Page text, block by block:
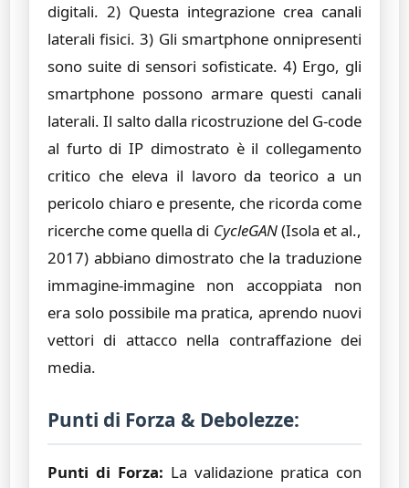
digitali. 2) Questa integrazione crea canali
laterali fisici. 3) Gli smartphone onnipresenti
sono suite di sensori sofisticate. 4) Ergo, gli
smartphone possono armare questi canali
laterali. Il salto dalla ricostruzione del G-code
al furto di IP dimostrato è il collegamento
critico che eleva il lavoro da teorico a un
pericolo chiaro e presente, che ricorda come
ricerche come quella di CycleGAN(Isola et al.,
2017) abbiano dimostrato che la traduzione
immagine-immagine non accoppiata non
era solo possibile ma pratica, aprendo nuovi
vettori di attacco nella contraffazione dei
media.
Punti di Forza & Debolezze:
Punti di Forza: La validazione pratica con